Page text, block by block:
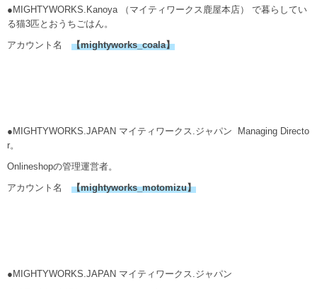
●MIGHTYWORKS.Kanoya （マイティワークス鹿屋本店） で暮らしてい
る猫3匹とおうちごはん。
アカウント名 【mightyworks_coala】
●MIGHTYWORKS.JAPAN マイティワークス.ジャパン Managing Directo
r。
Onlineshopの管理運営者。
アカウント名 【mightyworks_motomizu】
●MIGHTYWORKS.JAPAN マイティワークス.ジャパン